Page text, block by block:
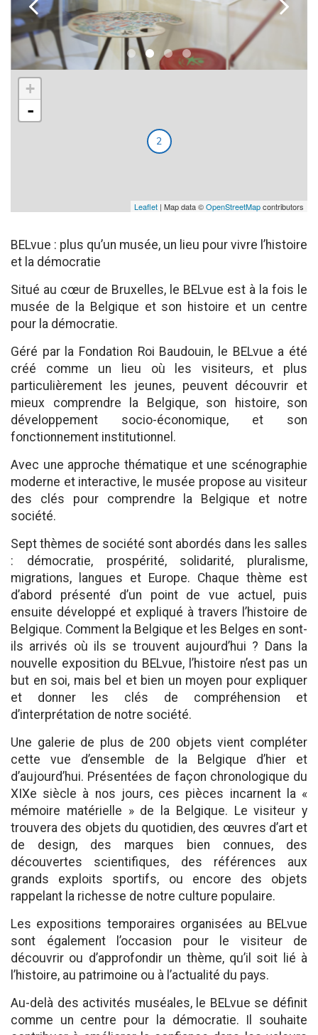
k l
2
+
-
Leaflet | Map data ©OpenStreetMapcontributors
BELvue : plus qu’un musée, un lieu pour vivre l’histoire
et la démocratie
Situé au cœur de Bruxelles, le BELvue est à la fois le
musée de la Belgique et son histoire et un centre
pour la démocratie.
Géré par la Fondation Roi Baudouin, le BELvue a été
créé comme un lieu où les visiteurs, et plus
particulièrement les jeunes, peuvent découvrir et
mieux comprendre la Belgique, son histoire, son
développement socio-économique, et son
fonctionnement institutionnel.
Avec une approche thématique et une scénographie
moderne et interactive, le musée propose au visiteur
des clés pour comprendre la Belgique et notre
société.
Sept thèmes de société sont abordés dans les salles
: démocratie, prospérité, solidarité, pluralisme,
migrations, langues et Europe. Chaque thème est
d’abord présenté d’un point de vue actuel, puis
ensuite développé et expliqué à travers l’histoire de
Belgique. Comment la Belgique et les Belges en sont-
ils arrivés où ils se trouvent aujourd’hui ? Dans la
nouvelle exposition du BELvue, l’histoire n’est pas un
but en soi, mais bel et bien un moyen pour expliquer
et donner les clés de compréhension et
d’interprétation de notre société.
Une galerie de plus de 200 objets vient compléter
cette vue d’ensemble de la Belgique d’hier et
d’aujourd’hui. Présentées de façon chronologique du
XIXe siècle à nos jours, ces pièces incarnent la «
mémoire matérielle » de la Belgique. Le visiteur y
trouvera des objets du quotidien, des œuvres d’art et
de design, des marques bien connues, des
découvertes scientifiques, des références aux
grands exploits sportifs, ou encore des objets
rappelant la richesse de notre culture populaire.
Les expositions temporaires organisées au BELvue
sont également l’occasion pour le visiteur de
découvrir ou d’approfondir un thème, qu’il soit lié à
l’histoire, au patrimoine ou à l’actualité du pays.
Au-delà des activités muséales, le BELvue se définit
comme un centre pour la démocratie. Il souhaite